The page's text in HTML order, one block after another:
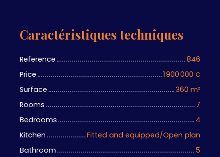
Caractéristiques techniques
Reference
846
Price
1 900 000 €
Surface 360 m²
Rooms
7
Bedrooms
4
Kitchen
Fitted and equipped/Open plan
Bathroom
5